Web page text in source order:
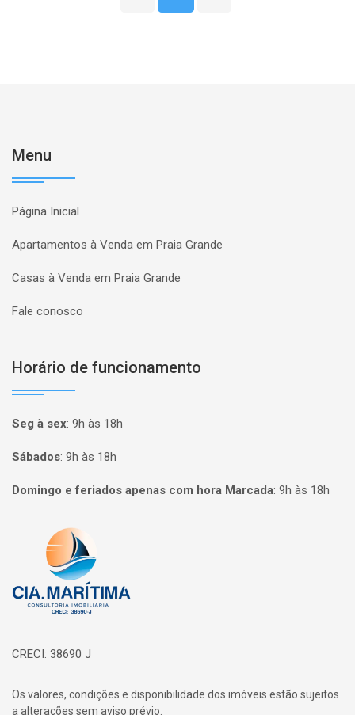
Menu
Página Inicial
Apartamentos à Venda em Praia Grande
Casas à Venda em Praia Grande
Fale conosco
Horário de funcionamento
Seg à sex: 9h às 18h
Sábados: 9h às 18h
Domingo e feriados apenas com hora Marcada: 9h às 18h
Página inicial
CRECI: 38690 J
Os valores, condições e disponibilidade dos imóveis estão sujeitos
a alterações sem aviso prévio.